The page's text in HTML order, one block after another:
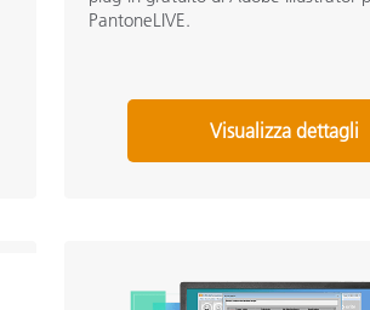
PantoneLIVE.
Visualizza dettagli